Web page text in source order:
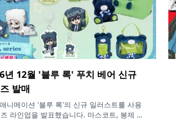
년 12월 '블루 록' 푸치 베어 신규
발매
니메이션 '블루 록'의 신규 일러스트를 사용
라인업을 발표했습니다. 마스코트, 봉제 파